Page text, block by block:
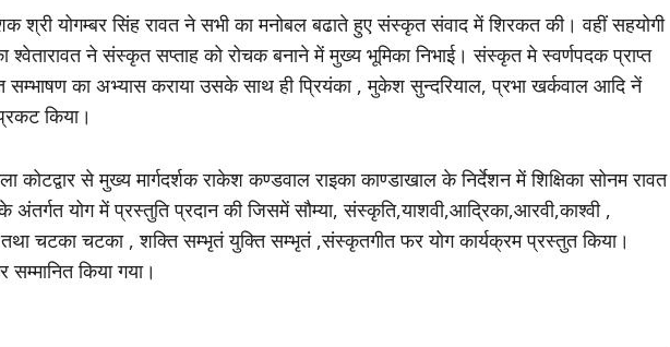
श्री योगम्बर सिंह रावत ने सभी का मनोबल बढाते हुए संस्कृत संवाद में शिरकत की। वहीं सहयोगी
श्वेतारावत ने संस्कृत सप्ताह को रोचक बनाने में मुख्य भूमिका निभाई। संस्कृत मे स्वर्णपदक प्राप्त
का अभ्यास कराया उसके साथ ही प्रियंका , मुकेश सुन्दरियाल, प्रभा खर्कवाल आदि नें
किया।
कोटद्वार से मुख्य मार्गदर्शक राकेश कण्डवाल राइका काण्डाखाल के निर्देशन में शिक्षिका सोनम रावत
अंतर्गत योग में प्रस्तुति प्रदान की जिसमें सौम्या, संस्कृति,याशवी,आद्रिका,आरवी,काश्वी ,
तथा चटका चटका , शक्ति सम्भृतं युक्ति सम्भृतं ,संस्कृतगीत फर योग कार्यक्रम प्रस्तुत किया।
सम्मानित किया गया।